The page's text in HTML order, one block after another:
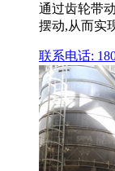
通过齿轮带
摆动,从而实
联系电话: